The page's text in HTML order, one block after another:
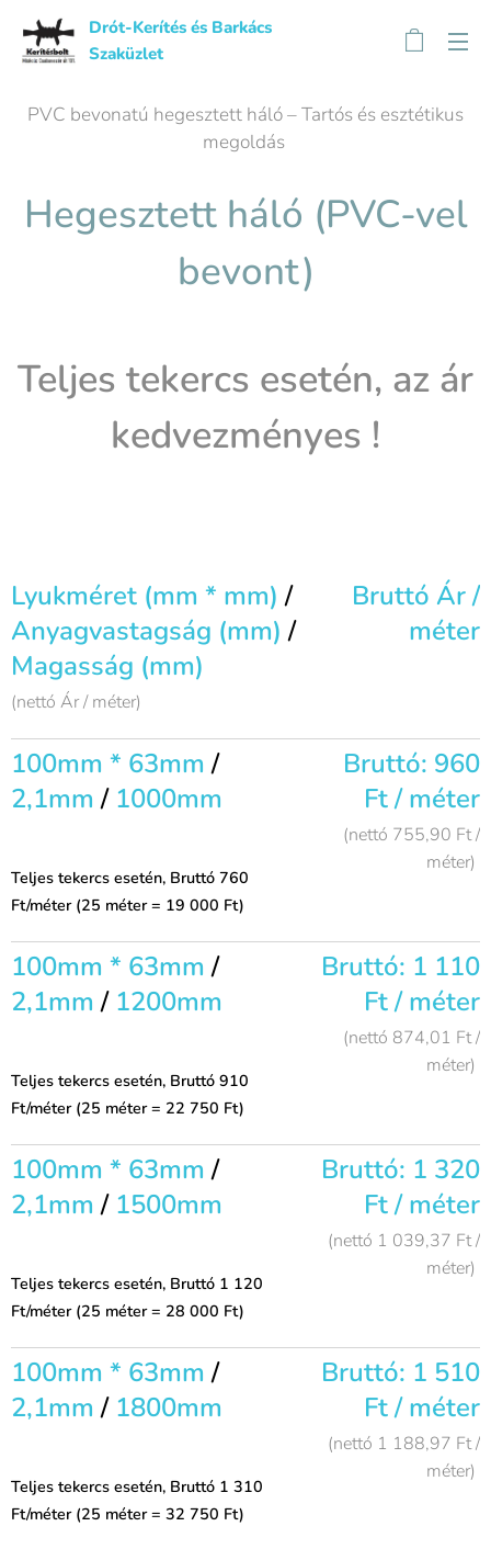
Drót-Kerítés és Barkács
Szaküzlet
PVC bevonatú hegesztett háló – Tartós és esztétikus
megoldás
Hegesztett háló (PVC-vel
bevont)
Teljes tekercs esetén, az ár
kedvezményes !
Lyukméret (mm * mm)/
Anyagvastagság (mm)/
Magasság (mm)
(nettó Ár / méter)
Bruttó Ár /
méter
100mm * 63mm/
2,1mm/ 1000mm
Teljes tekercs esetén, Bruttó 760
Ft/méter (25 méter = 19 000 Ft)
Bruttó: 960
Ft / méter
(nettó 755,90 Ft /
méter)
100mm * 63mm/
2,1mm/ 1200mm
Teljes tekercs esetén, Bruttó 910
Ft/méter (25 méter = 22 750 Ft)
Bruttó: 1 110
Ft / méter
(nettó 874,01 Ft /
méter)
100mm * 63mm/
2,1mm/ 1500mm
Teljes tekercs esetén, Bruttó 1 120
Ft/méter (25 méter = 28 000 Ft)
Bruttó: 1 320
Ft / méter
(nettó 1 039,37 Ft /
méter)
100mm * 63mm/
2,1mm/ 1800mm
Teljes tekercs esetén, Bruttó 1 310
Ft/méter (25 méter = 32 750 Ft)
Bruttó: 1 510
Ft / méter
(nettó 1 188,97 Ft /
méter)